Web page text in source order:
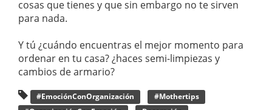
cosas que tienes y que sin embargo no te sirven
para nada.
Y tú ¿cuándo encuentras el mejor momento para
ordenar en tu casa? ¿haces semi-limpiezas y
cambios de armario?
#EmociónConOrganización
#Mothertips